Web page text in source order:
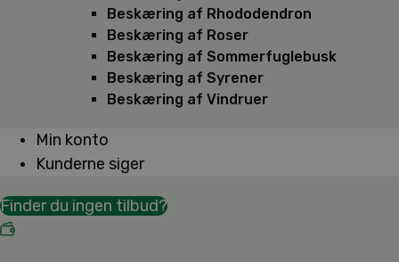
Beskæring af Rhododendron
Beskæring af Roser
Beskæring af Sommerfuglebusk
Beskæring af Syrener
Beskæring af Vindruer
Min konto
Kunderne siger
Finder du ingen tilbud?